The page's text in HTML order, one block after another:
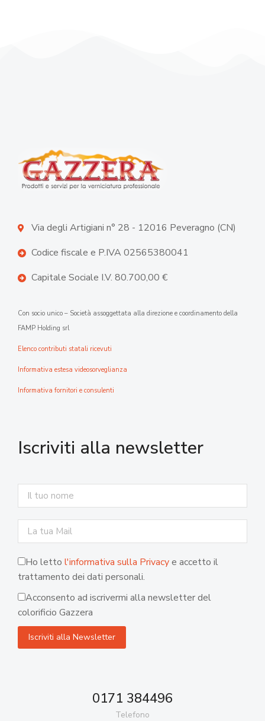
Via degli Artigiani n° 28 - 12016 Peveragno (CN)
Codice fiscale e P.IVA 02565380041
Capitale Sociale I.V. 80.700,00 €
Con socio unico – Società assoggettata alla direzione e coordinamento della
FAMP Holding srl
Elenco contributi statali ricevuti
Informativa estesa videosorveglianza
Informativa fornitori e consulenti
Iscriviti alla newsletter
Ho letto l'informativa sulla Privacye accetto il
trattamento dei dati personali.
Acconsento ad iscrivermi alla newsletter del
colorificio Gazzera
0171 384496
Telefono